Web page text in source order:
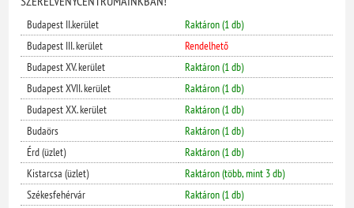
Budapest II.kerület
Raktáron (1 db)
Budapest III. kerület
Rendelhető
Budapest XV. kerület
Raktáron (1 db)
Budapest XVII. kerület
Raktáron (1 db)
Budapest XX. kerület
Raktáron (1 db)
Budaörs
Raktáron (1 db)
Érd (üzlet)
Raktáron (1 db)
Kistarcsa (üzlet)
Raktáron (több, mint 3 db)
Székesfehérvár
Raktáron (1 db)